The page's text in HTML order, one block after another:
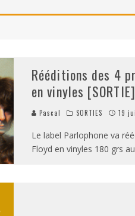
Rééditions des 4
en vinyles [SORTIE]
Pascal SORTIES 19
Le label Parlophone va
Floyd en vinyles 180 grs